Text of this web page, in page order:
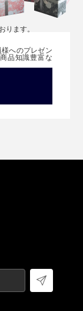
ます。
へのプレゼン
品知識豊富な